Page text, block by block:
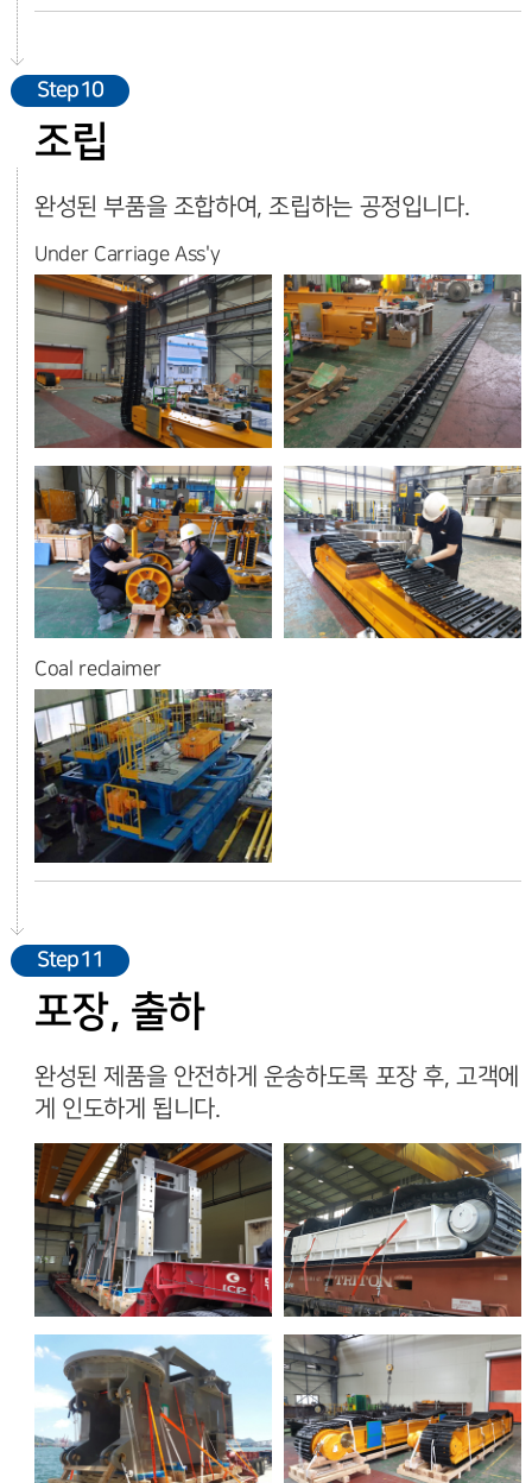
Step10
조립
완성된 부품을 조합하여, 조립하는 공정입니다.
Under Carriage Ass'y
Coal reclaimer
Step11
포장, 출하
완성된 제품을 안전하게 운송하도록 포장 후, 고객에
게 인도하게 됩니다.